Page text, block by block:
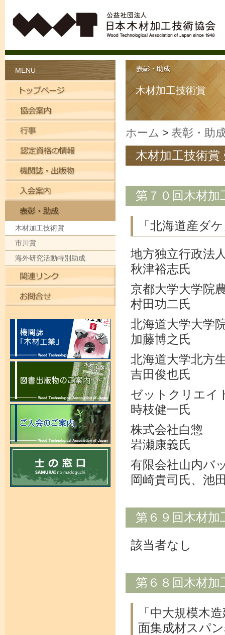
MENU
木材加工技術賞
市川賞
海外研究活動特別助成
木材加工技術賞
ホーム 表彰・助
木材加工技術賞
第７０回木材加
「北海道産ダ
地方独立行政法
秋津裕志氏
京都大学大学院
村田功二氏
北海道大学大学
加藤博之氏
北海道大学北方
吉田俊也氏
ゼットクリエイ
時枝健一氏
株式会社白惣
岩瀬康義氏
有限会社山内バ
岡崎貴司氏、池
第６９回木材加
該当者なし
第６８回木材加
「中大規模木
面集成材スパ